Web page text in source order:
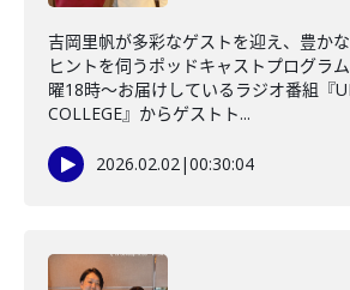
吉岡里帆が多彩なゲストを迎え、豊か
ヒントを伺うポッドキャストプログラ
曜18時～お届けしているラジオ番組『
COLLEGE』からゲストト...
2026.02.02|00:30:04